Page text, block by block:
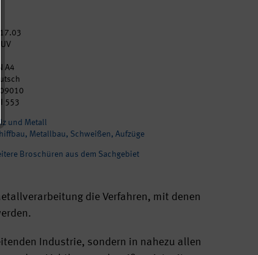
A4
553
und Metall
Metallbau, Schweißen, Aufzüge
Broschüren aus dem Sachgebiet
die Verfahren, mit denen
Industrie, sondern in nahezu allen